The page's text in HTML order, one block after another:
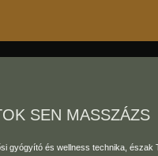
SEN MASSZÁZS
gyógyító és wellness technika, észak